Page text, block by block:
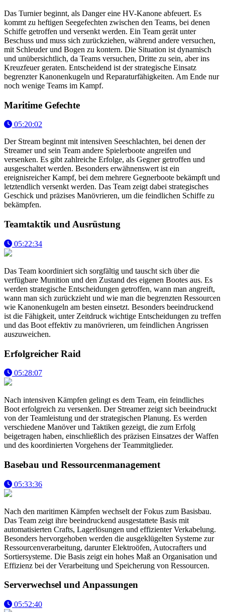
Das Turnier beginnt, als Danger eine HV-Kanone abfeuert. Es
kommt zu heftigen Seegefechten zwischen den Teams, bei denen
Schiffe getroffen und versenkt werden. Ein Team gerät unter
Beschuss und muss sich zurückziehen, während andere versuchen,
mit Schleuder und Bogen zu kontern. Die Situation ist dynamisch
und unübersichtlich, da Teams versuchen, Dritte zu sein, aber ins
Kreuzfeuer geraten. Entscheidend ist der strategische Einsatz
begrenzter Kanonenkugeln und Reparaturfähigkeiten. Am Ende nur
noch wenige Teams im Kampf.
Maritime Gefechte
05:20:02
Der Stream beginnt mit intensiven Seeschlachten, bei denen der
Streamer und sein Team andere Spielerboote angreifen und
versenken. Es gibt zahlreiche Erfolge, als Gegner getroffen und
ausgeschaltet werden. Besonders erwähnenswert ist ein
ereignisreicher Kampf, bei dem mehrere Gegnerboote bekämpft und
letztendlich versenkt werden. Das Team zeigt dabei strategisches
Geschick und präzises Manövrieren, um die feindlichen Schiffe zu
bekämpfen.
Teamtaktik und Ausrüstung
05:22:34
Das Team koordiniert sich sorgfältig und tauscht sich über die
verfügbare Munition und den Zustand des eigenen Bootes aus. Es
werden strategische Entscheidungen getroffen, wann man angreift,
wann man sich zurückzieht und wie man die begrenzten Ressourcen
wie Kanonenkugeln am besten einsetzt. Besonders beeindruckend
ist die Fähigkeit, unter Zeitdruck wichtige Entscheidungen zu treffen
und das Boot effektiv zu manövrieren, um feindlichen Angrissen
auszuweichen.
Erfolgreicher Raid
05:28:07
Nach intensiven Kämpfen gelingt es dem Team, ein feindliches
Boot erfolgreich zu versenken. Der Streamer zeigt sich beeindruckt
von der Teamleistung und der strategischen Planung. Es werden
verschiedene Manöver und Taktiken gezeigt, die zum Erfolg
beigetragen haben, einschließlich des präzisen Einsatzes der Waffen
und des koordinierten Vorgehens der Teammitglieder.
Basebau und Ressourcenmanagement
05:33:36
Nach den maritimen Kämpfen wechselt der Fokus zum Basisbau.
Das Team zeigt ihre beeindruckend ausgestattete Basis mit
automatisierten Crafts, Lagerlösungen und effizienter Verkabelung.
Besonders hervorgehoben werden die ausgeklügelten Systeme zur
Ressourcenverarbeitung, darunter Elektroöfen, Autocrafters und
Sortiersysteme. Die Basis zeigt ein hohes Maß an Organisation und
Effizienz bei der Verarbeitung und Speicherung von Ressourcen.
Serverwechsel und Anpassungen
05:52:40